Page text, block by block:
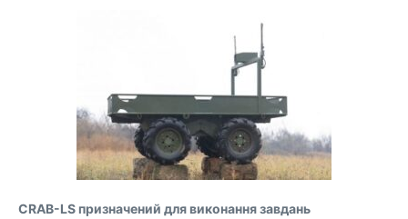
CRAB-LS призначений для виконання завдань